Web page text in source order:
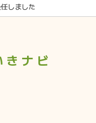
しました
きナビ